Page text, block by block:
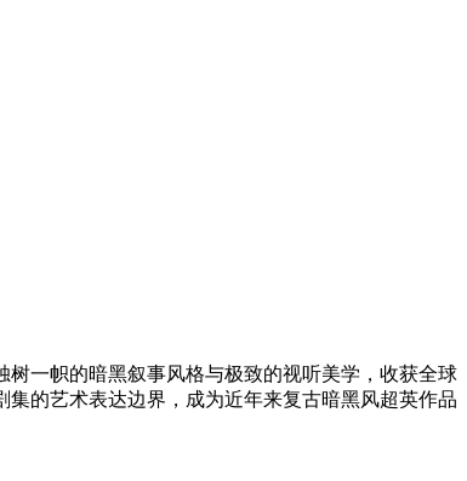
一帜的暗黑叙事风格与极致的视听美学，收获全球
的艺术表达边界，成为近年来复古暗黑风超英作品